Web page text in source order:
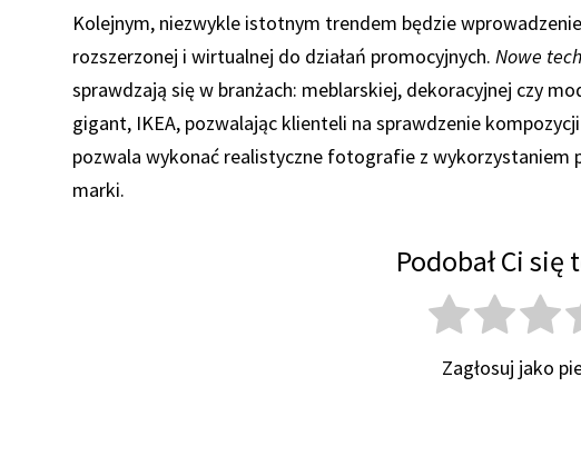
Kolejnym, niezwykle istotnym trendem będzie
rozszerzonej i wirtualnej do działań promocyjnych.Nowe
sprawdzają się w branżach: meblarskiej, dekoracyjnej czy
gigant, IKEA, pozwalając klienteli na sprawdzenie
pozwala wykonać realistyczne fotografie z
marki.
Podobał Ci się
Zagłosuj jako